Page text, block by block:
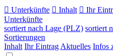
 Unterkünfte  Inhalt  Ihr
Unterkünfte
sortiert nach Lage (PLZ) sortiert
Sortierungen
Inhalt Ihr Eintrag Aktuelles Infos